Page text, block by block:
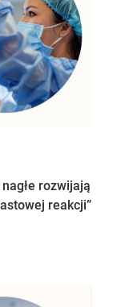
rozwijają
reakcji”